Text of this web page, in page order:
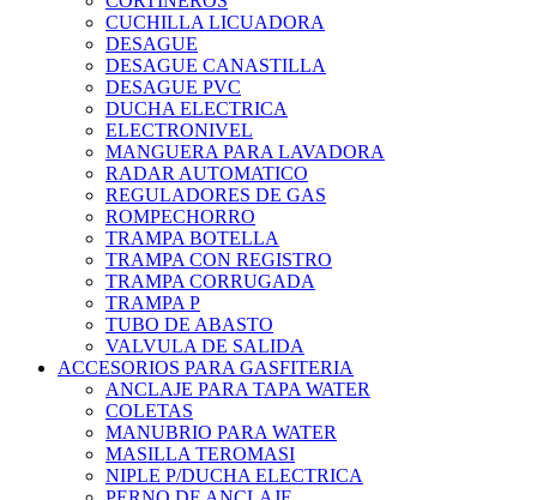
CUCHILLA LICUADORA
DESAGUE
DESAGUE CANASTILLA
DESAGUE PVC
DUCHA ELECTRICA
ELECTRONIVEL
MANGUERA PARA LAVADORA
RADAR AUTOMATICO
REGULADORES DE GAS
ROMPECHORRO
TRAMPA BOTELLA
TRAMPA CON REGISTRO
TRAMPA CORRUGADA
TRAMPA P
TUBO DE ABASTO
VALVULA DE SALIDA
ACCESORIOS PARA GASFITERIA
ANCLAJE PARA TAPA WATER
COLETAS
MANUBRIO PARA WATER
MASILLA TEROMASI
NIPLE P/DUCHA ELECTRICA